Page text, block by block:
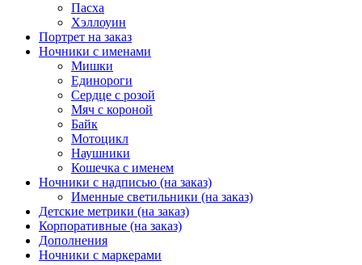
Пасха
Хэллоуин
Портрет на заказ
Ночники с именами
Мишки
Единороги
Сердце с розой
Мяч с короной
Байк
Мотоцикл
Наушники
Кошечка с именем
Ночники с надписью (на заказ)
Именные светильники (на заказ)
Детские метрики (на заказ)
Корпоративные (на заказ)
Дополнения
Ночники с маркерами